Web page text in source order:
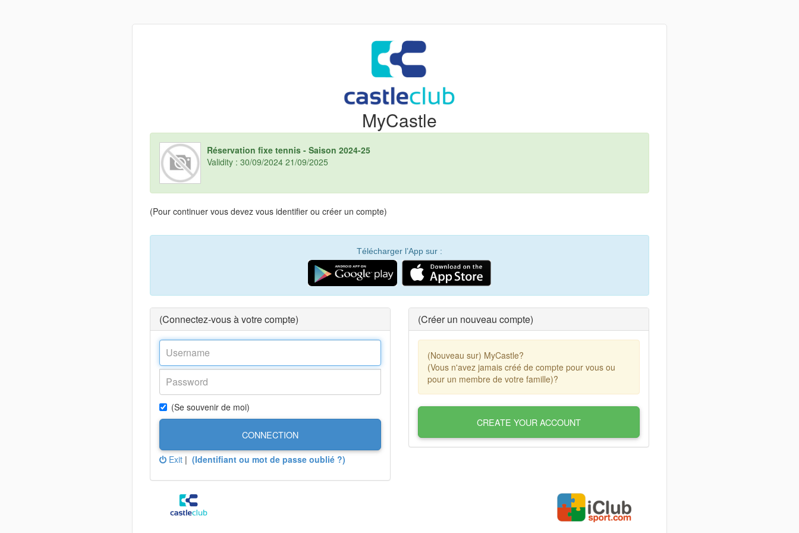
MyCastle
Réservation fixe tennis - Saison 2024-25
Validity : 30/09/2024 21/09/2025
(Pour continuer vous devez vous identifier ou créer un compte)
Télécharger l’App sur :
(Connectez-vous à votre compte)
(Se souvenir de moi)
CONNECTION
Exit | (Identifiant ou mot de passe oublié ?)
(Créer un nouveau compte)
(Nouveau sur) MyCastle?
(Vous n'avez jamais créé de compte pour vous ou
pour un membre de votre famille)?
CREATE YOUR ACCOUNT